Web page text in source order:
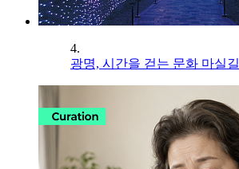
4.
광명, 시간을 걷는 문화 마실길